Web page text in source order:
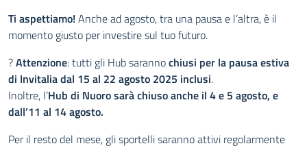
Ti aspettiamo! Anche ad agosto, tra una pausa e l’altra, è il
momento giusto per investire sul tuo futuro.
?Attenzione: tutti gli Hub sarannochiusi per la pausa estiva
di Invitalia dal 15 al 22 agosto 2025 inclusi.
Inoltre, l’Hub di Nuoro sarà chiuso anche il 4 e 5 agosto, e
dall’11 al 14 agosto.
Per il resto del mese, gli sportelli saranno attivi regolarmente